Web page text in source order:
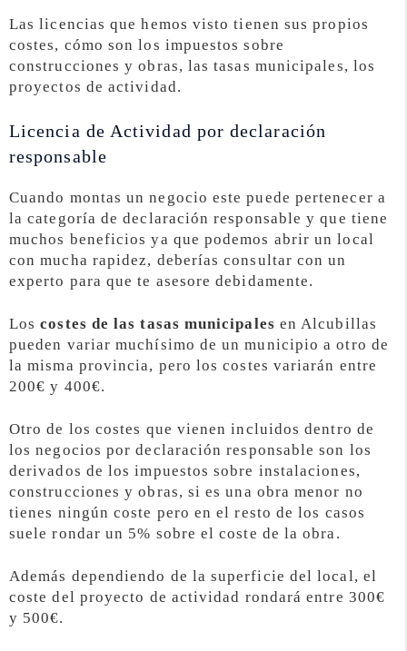
Las licencias que hemos visto tienen sus propios
costes, cómo son los impuestos sobre
construcciones y obras, las tasas municipales, los
proyectos de actividad.
Licencia de Actividad por declaración
responsable
Cuando montas un negocio este puede pertenecer a
la categoría de declaración responsable y que tiene
muchos beneficios ya que podemos abrir un local
con mucha rapidez, deberías consultar con un
experto para que te asesore debidamente.
Loscostes de las tasas municipales en Alcubillas
pueden variar muchísimo de un municipio a otro de
la misma provincia, pero los costes variarán entre
200€ y 400€.
Otro de los costes que vienen incluidos dentro de
los negocios por declaración responsable son los
derivados de los impuestos sobre instalaciones,
construcciones y obras, si es una obra menor no
tienes ningún coste pero en el resto de los casos
suele rondar un 5% sobre el coste de la obra.
Además dependiendo de la superficie del local, el
coste del proyecto de actividad rondará entre 300€
y 500€.